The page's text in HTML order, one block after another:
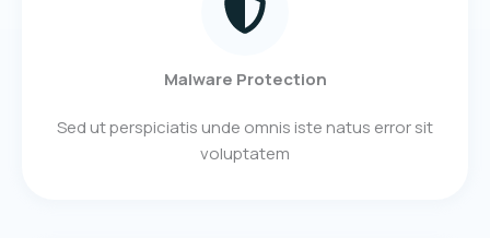
Malware Protection
Sed ut perspiciatis unde omnis iste natus error sit
voluptatem